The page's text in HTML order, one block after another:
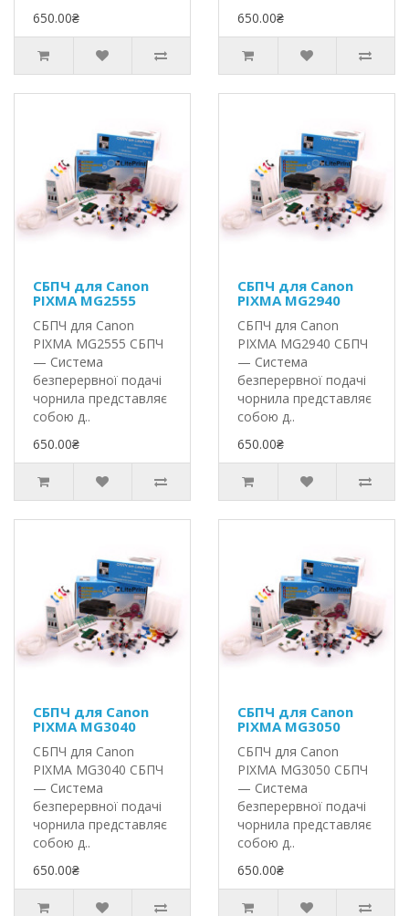
650.00₴
650.00₴
СБПЧ для Canon
PIXMA MG2555
СБПЧ для Canon
PIXMA MG2555 СБПЧ
— Система
безперервної подачі
чорнила представляє
собою д..
650.00₴
СБПЧ для Canon
PIXMA MG2940
СБПЧ для Canon
PIXMA MG2940 СБПЧ
— Система
безперервної подачі
чорнила представляє
собою д..
650.00₴
СБПЧ для Canon
PIXMA MG3040
СБПЧ для Canon
PIXMA MG3040 СБПЧ
— Система
безперервної подачі
чорнила представляє
собою д..
650.00₴
СБПЧ для Canon
PIXMA MG3050
СБПЧ для Canon
PIXMA MG3050 СБПЧ
— Система
безперервної подачі
чорнила представляє
собою д..
650.00₴